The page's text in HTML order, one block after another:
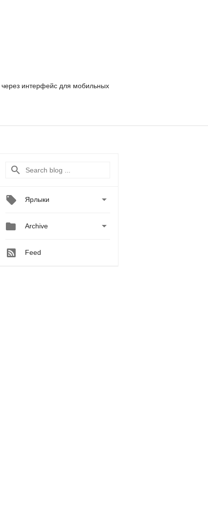
через интерфейс для мобильных
Ярлыки 
 Archive 
Feed